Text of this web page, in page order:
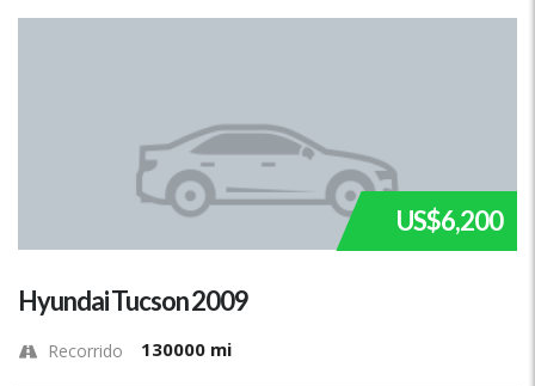
US$6,200
Hyundai Tucson 2009
Recorrido 130000 mi